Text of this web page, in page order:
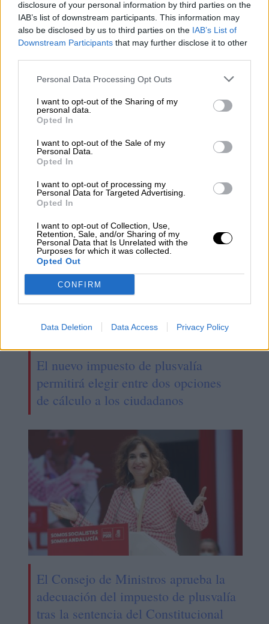
disclosure of your personal information by third parties on the
IAB’s list of downstream participants. This information may
also be disclosed by us to third parties on the IAB’s List of
Downstream Participants that may further disclose it to other
Personal Data Processing Opt Outs
I want to opt-out of the Sharing of my
personal data.
Opted In
I want to opt-out of the Sale of my
Personal Data.
Opted In
I want to opt-out of processing my
Personal Data for Targeted Advertising.
Opted In
I want to opt-out of Collection, Use,
Retention, Sale, and/or Sharing of my
Personal Data that Is Unrelated with the
Purposes for which it was collected.
Opted Out
CONFIRM
Data Deletion Data Access Privacy Policy
duda de la "ejemplaridad" de
Enrique Arnaldo para formar parte
del Constitucional
El nuevo impuesto de plusvalía
permitirá elegir entre dos opciones
de cálculo a los ciudadanos
El Consejo de Ministros aprueba la
adecuación del impuesto de plusvalía
tras la sentencia del Constitucional